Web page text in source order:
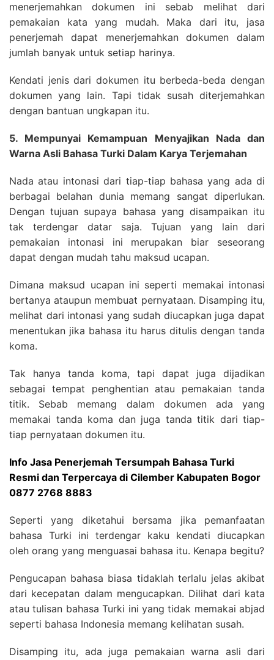
menerjemahkan dokumen ini sebab melihat dari
pemakaian kata yang mudah. Maka dari itu, jasa
penerjemah dapat menerjemahkan dokumen dalam
jumlah banyak untuk setiap harinya.
Kendati jenis dari dokumen itu berbeda-beda dengan
dokumen yang lain. Tapi tidak susah diterjemahkan
dengan bantuan ungkapan itu.
5. Mempunyai Kemampuan Menyajikan Nada dan
Warna Asli Bahasa Turki Dalam Karya Terjemahan
Nada atau intonasi dari tiap-tiap bahasa yang ada di
berbagai belahan dunia memang sangat diperlukan.
Dengan tujuan supaya bahasa yang disampaikan itu
tak terdengar datar saja. Tujuan yang lain dari
pemakaian intonasi ini merupakan biar seseorang
dapat dengan mudah tahu maksud ucapan.
Dimana maksud ucapan ini seperti memakai intonasi
bertanya ataupun membuat pernyataan. Disamping itu,
melihat dari intonasi yang sudah diucapkan juga dapat
menentukan jika bahasa itu harus ditulis dengan tanda
koma.
Tak hanya tanda koma, tapi dapat juga dijadikan
sebagai tempat penghentian atau pemakaian tanda
titik. Sebab memang dalam dokumen ada yang
memakai tanda koma dan juga tanda titik dari tiap-
tiap pernyataan dokumen itu.
Info Jasa Penerjemah Tersumpah Bahasa Turki
Resmi dan Terpercaya di Cilember Kabupaten Bogor
0877 2768 8883
Seperti yang diketahui bersama jika pemanfaatan
bahasa Turki ini terdengar kaku kendati diucapkan
oleh orang yang menguasai bahasa itu. Kenapa begitu?
Pengucapan bahasa biasa tidaklah terlalu jelas akibat
dari kecepatan dalam mengucapkan. Dilihat dari kata
atau tulisan bahasa Turki ini yang tidak memakai abjad
seperti bahasa Indonesia memang kelihatan susah.
Disamping itu, ada juga pemakaian warna asli dari